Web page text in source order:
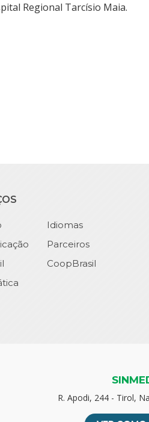
Regional Tarcísio Maia.
Idiomas
Parceiros
CoopBrasil
R. Apodi, 244 - Tirol,